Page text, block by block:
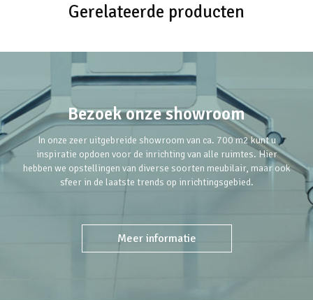
Gerelateerde producten
Bezoek onze showroom
In onze zeer uitgebreide showroom van ca. 700 m2 kunt u
inspiratie opdoen voor de inrichting van alle ruimtes. Hier
hebben we opstellingen van diverse soorten meubilair, maar ook
sfeer in de laatste trends op inrichtingsgebied.
Meer informatie